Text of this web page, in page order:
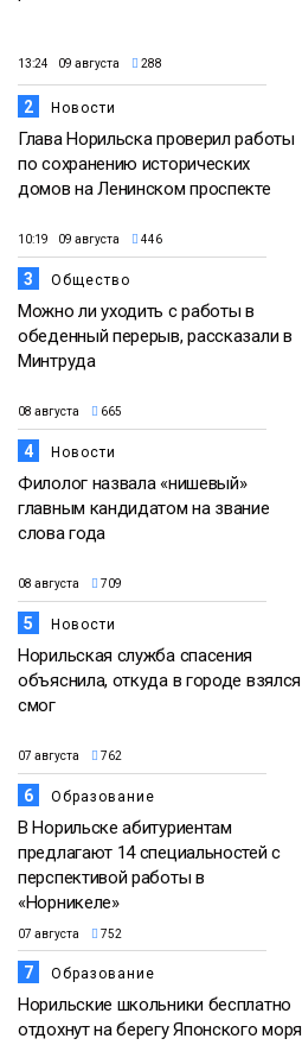
13:24 09 августа 288
2 Новости
Глава Норильска проверил работы
по сохранению исторических
домов на Ленинском проспекте
10:19 09 августа 446
3 Общество
Можно ли уходить с работы в
обеденный перерыв, рассказали в
Минтруда
08 августа 665
4 Новости
Филолог назвала «нишевый»
главным кандидатом на звание
слова года
08 августа 709
5 Новости
Норильская служба спасения
объяснила, откуда в городе взялся
смог
07 августа 762
6 Образование
В Норильске абитуриентам
предлагают 14 специальностей с
перспективой работы в
«Норникеле»
07 августа 752
7 Образование
Норильские школьники бесплатно
отдохнут на берегу Японского моря